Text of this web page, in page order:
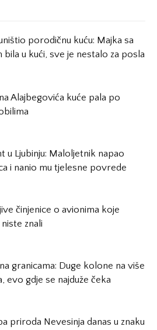
porodičnu kuću: Majka sa
bila u kući, sve je nestalo za posla
Alajbegovića kuće pala po
u Ljubinju: Maloljetnik napao
i nanio mu tjelesne povrede
činjenice o avionima koje
znali
granicama: Duge kolone na više
evo gdje se najduže čeka
priroda Nevesinja danas u znaku